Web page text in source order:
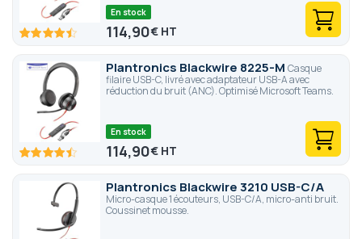
89 100
En stock
114,90€
Plantronics Blackwire 8225-M Casque
filaire USB-C, livré avec adaptateur USB-A avec
réduction du bruit (ANC). Optimisé Microsoft Teams.
89 100
En stock
114,90€
Plantronics Blackwire 3210 USB-C/A
Micro-casque 1 écouteurs, USB-C/A, micro-anti bruit.
Coussinet mousse.